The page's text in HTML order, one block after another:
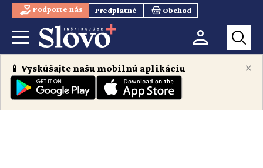
Podporte nás Predplatné Obchod
×
📱 Vyskúšajte našu mobilnú aplikáciu